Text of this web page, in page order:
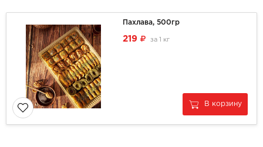
Пахлава, 500гр
219 за 1 кг
В корзину